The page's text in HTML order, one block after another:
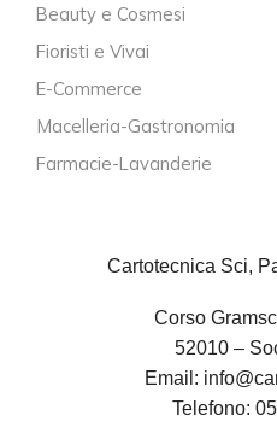
Beauty e Cosmesi
Fioristi e Vivai
E-Commerce
Macelleria-Gastronomia
Farmacie-Lavanderie
Cartotecnica Sci,
Corso
52010 –
Email:
Telefono: